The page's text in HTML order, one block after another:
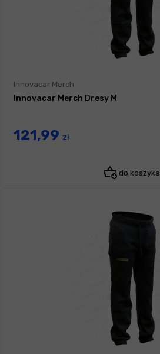
Innovacar Merch
Innovacar Merch Dresy M
121,99 zł
do koszyka